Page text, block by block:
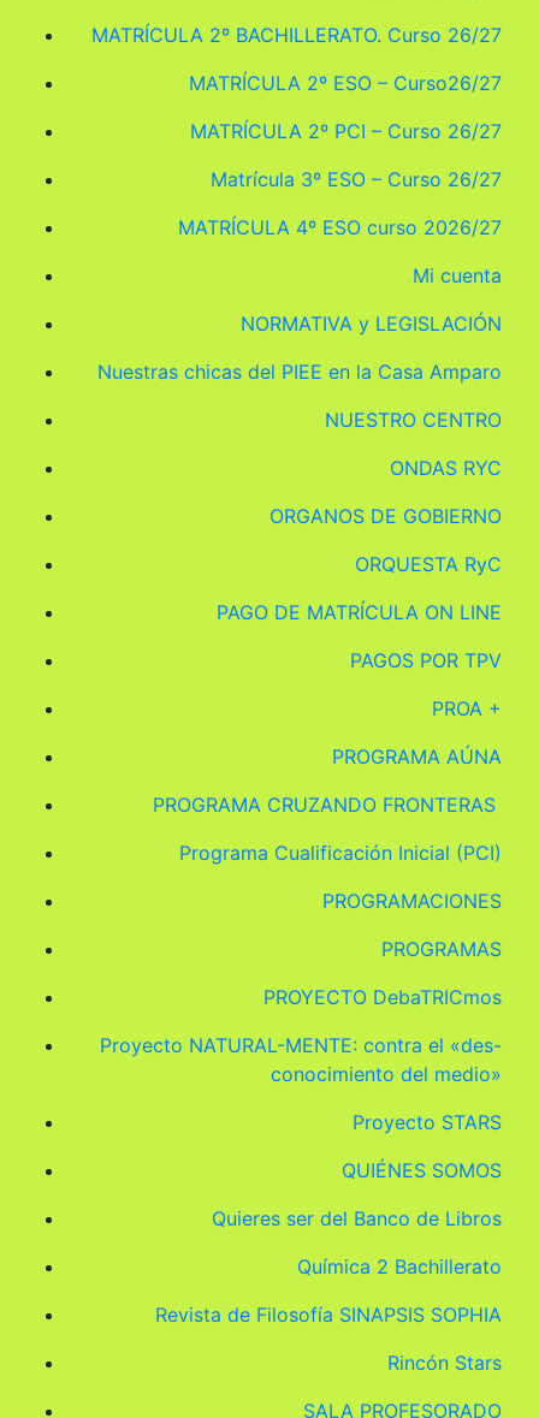
MATRÍCULA 2º BACHILLERATO. Curso 26/27
MATRÍCULA 2º ESO – Curso26/27
MATRÍCULA 2º PCI – Curso 26/27
Matrícula 3º ESO – Curso 26/27
MATRÍCULA 4º ESO curso 2026/27
Mi cuenta
NORMATIVA y LEGISLACIÓN
Nuestras chicas del PIEE en la Casa Amparo
NUESTRO CENTRO
ONDAS RYC
ORGANOS DE GOBIERNO
ORQUESTA RyC
PAGO DE MATRÍCULA ON LINE
PAGOS POR TPV
PROA +
PROGRAMA AÚNA
PROGRAMA CRUZANDO FRONTERAS
Programa Cualificación Inicial (PCI)
PROGRAMACIONES
PROGRAMAS
PROYECTO DebaTRICmos
Proyecto NATURAL-MENTE: contra el «des-
conocimiento del medio»
Proyecto STARS
QUIÉNES SOMOS
Quieres ser del Banco de Libros
Química 2 Bachillerato
Revista de Filosofía SINAPSIS SOPHIA
Rincón Stars
SALA PROFESORADO